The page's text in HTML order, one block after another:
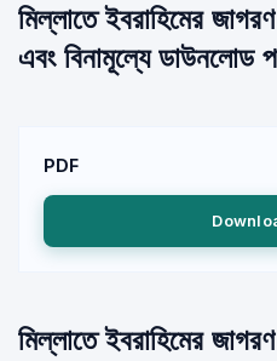
মিল্লাতে ইবরাহিমের
এবং বিনামূল্যে ডাউনলোড
PDF
মিল্লাতে ইবরাহিমের